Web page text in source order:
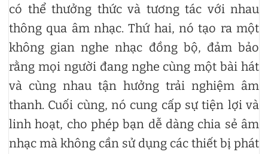
có thể thưởng thức và tương tác với nhau
thông qua âm nhạc. Thứ hai, nó tạo ra một
không gian nghe nhạc đồng bộ, đảm bảo
rằng mọi người đang nghe cùng một bài hát
và cùng nhau tận hưởng trải nghiệm âm
thanh. Cuối cùng, nó cung cấp sự tiện lợi và
linh hoạt, cho phép bạn dễ dàng chia sẻ âm
nhạc mà không cần sử dụng các thiết bị phát